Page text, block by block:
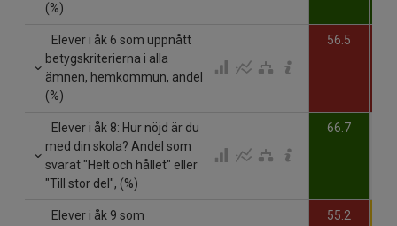
(%)
Elever i åk 6 som uppnått
betygskriterierna i alla
ämnen, hemkommun, andel
(%)
56.5
Elever i åk 8: Hur nöjd är du
med din skola? Andel som
svarat "Helt och hållet" eller
"Till stor del", (%)
66.7
Elever i åk 9 som
55.2